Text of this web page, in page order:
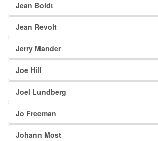
Jean Boldt
Jean Revolt
Jerry Mander
Joe Hill
Joel Lundberg
Jo Freeman
Johann Most